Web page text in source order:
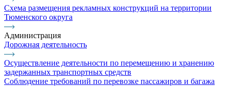
Схема размещения рекламных конструкций на территории
Тюменского округа
Администрация
Дорожная деятельность
Осуществление деятельности по перемещению и хранению
задержанных транспортных средств
Соблюдение требований по перевозке пассажиров и багажа